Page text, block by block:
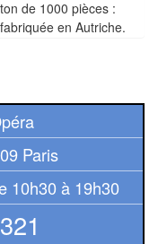
de 1000 pièces :
en Autriche.
Paris
10h30 à 19h30